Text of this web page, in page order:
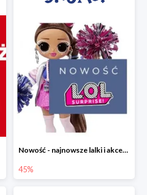
Nowość - najnowsze lalki i akcesoria L.O.L. w 5.10.15 do -45%
45%